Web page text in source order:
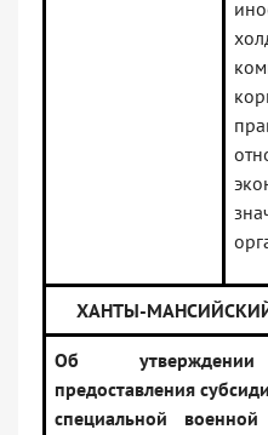
ХАНТЫ-
Об
предоставления
специальной